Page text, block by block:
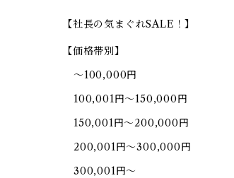
【社長の気まぐれSALE！】
【価格帯別】
～100,000円
100,001円～150,000円
150,001円～200,000円
200,001円～300,000円
300,001円～